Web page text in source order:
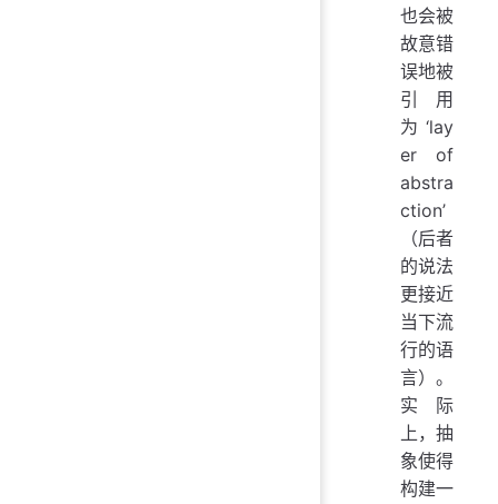
也会被
故意错
误地被
引用
为‘lay
er of
abstra
ction’
（后者
的说法
更接近
当下流
行的语
言）。
实际
上，抽
象使得
构建一